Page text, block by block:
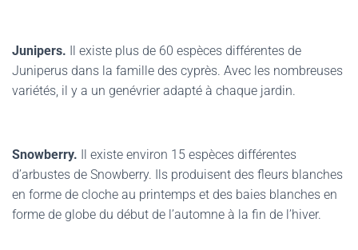
Junipers. Il existe plus de 60 espèces différentes de
Juniperus dans la famille des cyprès. Avec les nombreuses
variétés, il y a un genévrier adapté à chaque jardin.
Snowberry. Il existe environ 15 espèces différentes
d’arbustes de Snowberry. Ils produisent des fleurs blanches
en forme de cloche au printemps et des baies blanches en
forme de globe du début de l’automne à la fin de l’hiver.